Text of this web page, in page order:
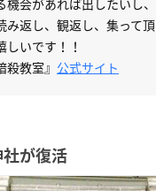
機会があれば出したいし
み返し、観返し、集って
いです！！
教室』 公式サイト
が復活